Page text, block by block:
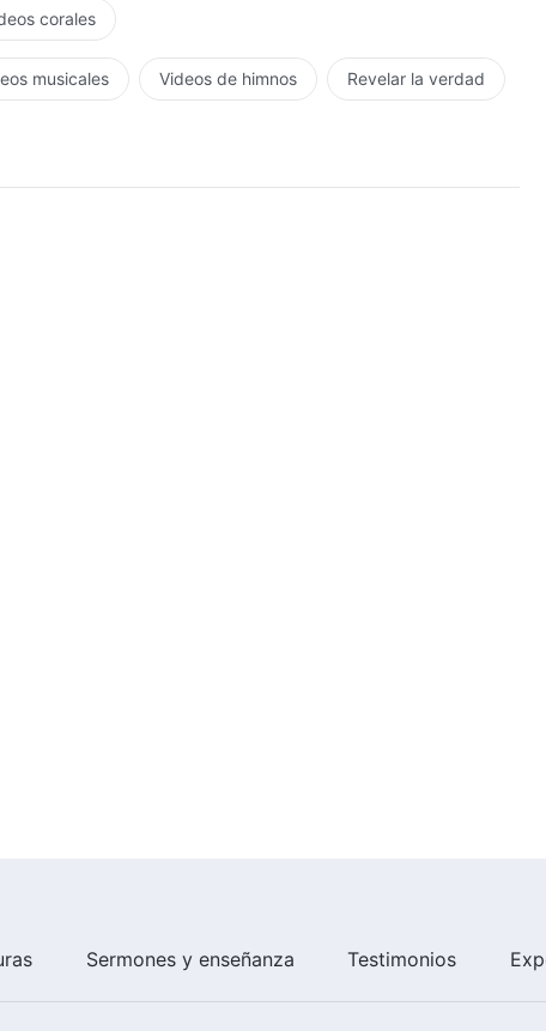
corales
musicales Videos de himnos Revelar la verdad
Sermones y enseñanza Testimonios